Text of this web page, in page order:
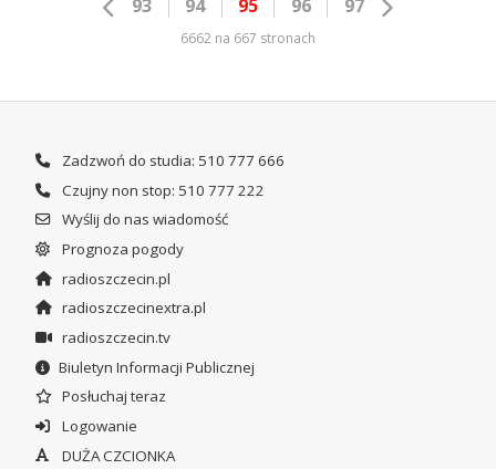
93 94 95 96 97
6662 na 667 stronach
Zadzwoń do studia: 510 777 666
Czujny non stop: 510 777 222
Wyślij do nas wiadomość
Prognoza pogody
radioszczecin.pl
radioszczecinextra.pl
radioszczecin.tv
Biuletyn Informacji Publicznej
Posłuchaj teraz
Logowanie
DUŻA CZCIONKA